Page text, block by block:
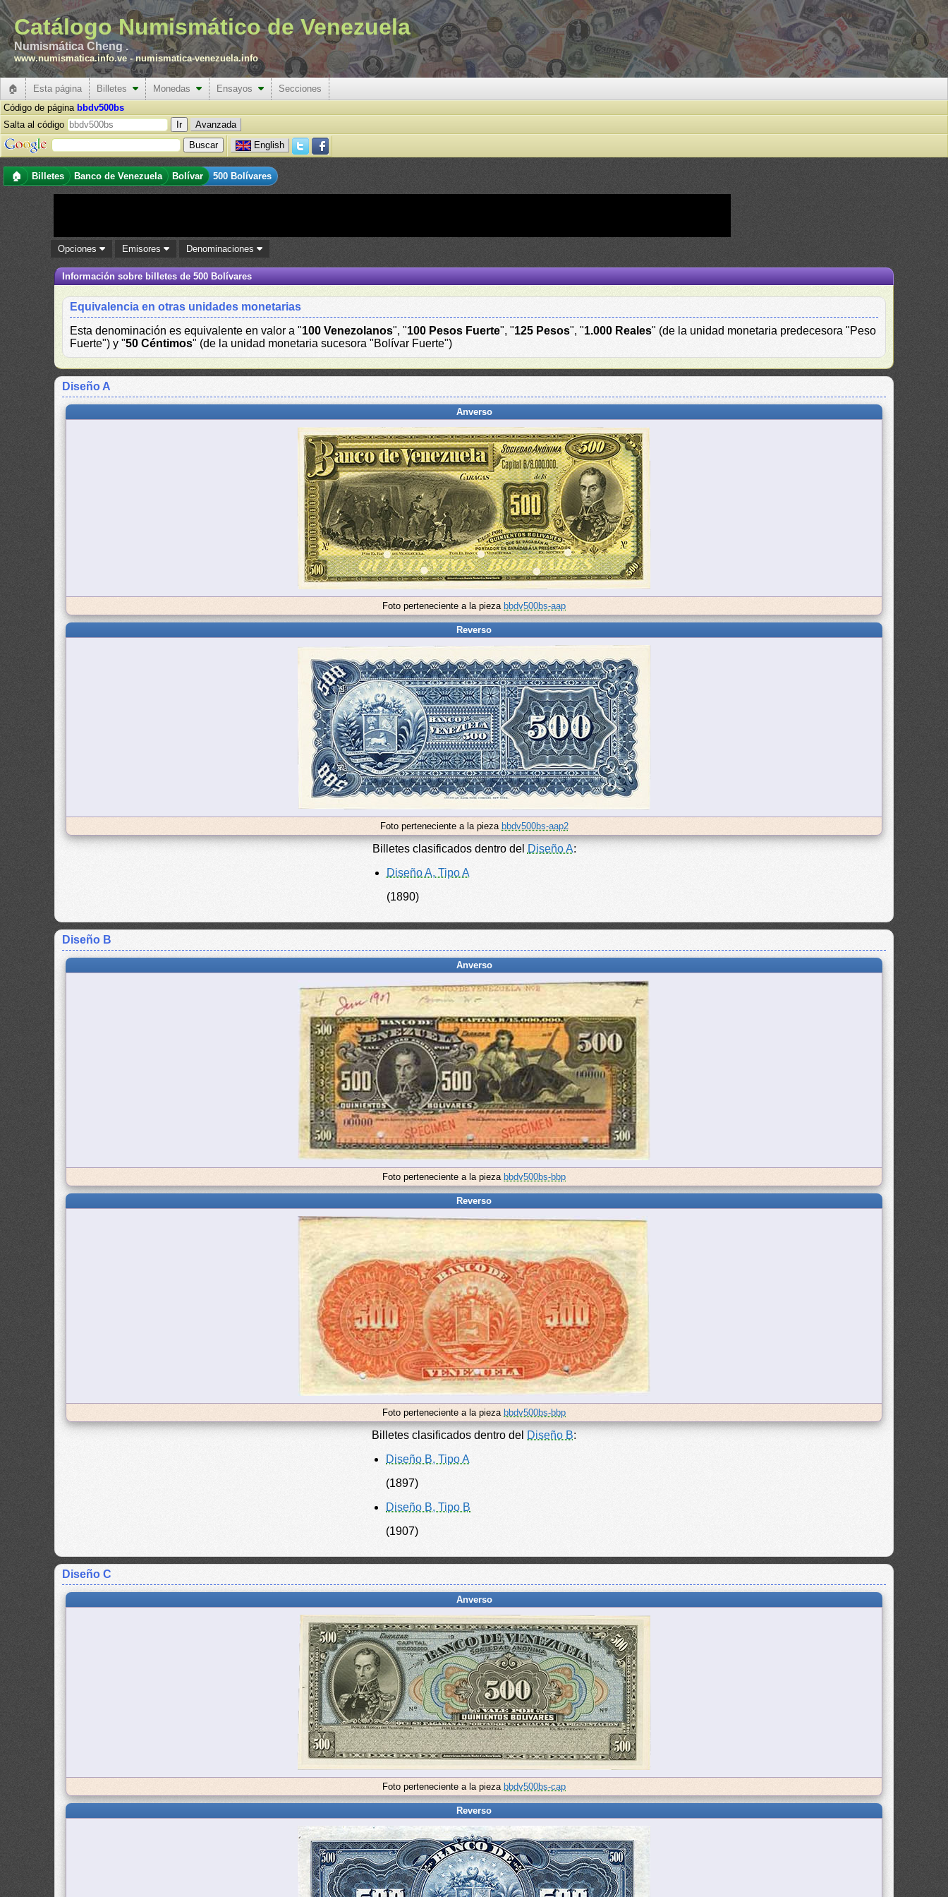
Catálogo Numismático de Venezuela
Numismática Cheng .
www.numismatica.info.ve -numismatica-venezuela.info
🏠 Esta página Billetes Monedas Ensayos
Secciones
Código de página bbdv500bs
Salta al código
Avanzada
English
🏠 Billetes Banco de Venezuela Bolívar 500 Bolívares
Opciones Emisores Denominaciones
Información sobre billetes de 500 Bolívares
Equivalencia en otras unidades monetarias
Esta denominación es equivalente en valor a "100 Venezolanos", "100 Pesos Fuerte", "125 Pesos", "1.000 Reales" (de la unidad monetaria predecesora "Peso
Fuerte") y "50 Céntimos" (de la unidad monetaria sucesora "Bolívar Fuerte")
Diseño A
Anverso
Foto perteneciente a la pieza bbdv500bs-aap
Reverso
Foto perteneciente a la pieza bbdv500bs-aap2
Billetes clasificados dentro del Diseño A:
Diseño A, Tipo A
(1890)
Diseño B
Anverso
Foto perteneciente a la pieza bbdv500bs-bbp
Reverso
Foto perteneciente a la pieza bbdv500bs-bbp
Billetes clasificados dentro del Diseño B:
Diseño B, Tipo A
(1897)
Diseño B, Tipo B
(1907)
Diseño C
Anverso
Foto perteneciente a la pieza bbdv500bs-cap
Reverso